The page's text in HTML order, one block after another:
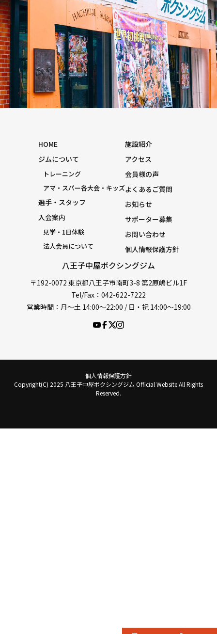
八王子中屋ボクシングジム
〒192-0072 東京都八王子市南町3-8 第2原嶋ビル1F
Tel/Fax：042-622-7222
営業時間：月〜土 14:00〜22:00 / 日・祝 14:00〜19:00
HOME
ジムについて
トレーニング
アマ・スパー各大会・キッズ
選手・スタッフ
入会案内
見学・1日体験
法人会員について
施設紹介
アクセス
会員様の声
よくあるご質問
お知らせ
サポーター募集
お問い合わせ
個人情報保護方針
個人情報保護方針
Copyright(C) 2025 八王子中屋ボクシングジム Official Website All Rights
Reserved.